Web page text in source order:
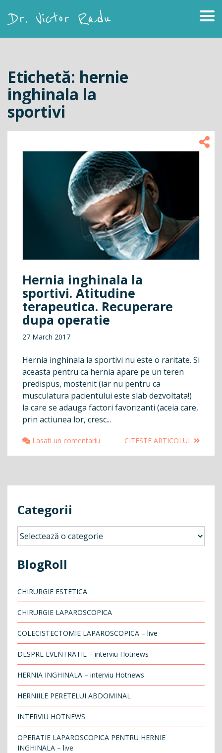
Etichetă: hernie
inghinala la
sportivi
Hernia inghinala la
sportivi. Atitudine
terapeutica. Recuperare
dupa operatie
27 March 2017
Hernia inghinala la sportivi nu este o raritate. Si
aceasta pentru ca hernia apare pe un teren
predispus, mostenit (iar nu pentru ca
musculatura pacientului este slab dezvoltata!)
la care se adauga factori favorizanti (aceia care,
prin actiunea lor, cresc...
Lasati un comentariu CITESTE ARTICOLUL
Categorii
Categorii
BlogRoll
CHIRURGIE ESTETICA
CHIRURGIE LAPAROSCOPICA
COLECISTECTOMIE LAPAROSCOPICA – live
DESPRE EVENTRATIE – interviu Hotnews
HERNIA INGHINALA – interviu Hotnews
HERNIILE PERETELUI ABDOMINAL
INTERVIU HOTNEWS
OPERATIE LAPAROSCOPICA PENTRU HERNIE
INGHINALA – live